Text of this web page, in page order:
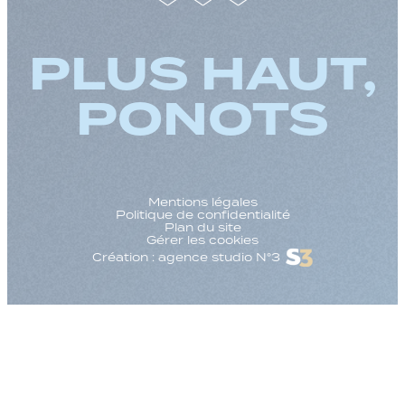
PLUS HAUT,
PONOTS
Mentions légales
Politique de confidentialité
Plan du site
Gérer les cookies
Création : agence studio N°3